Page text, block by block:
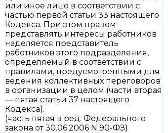
или иное лицо в соответствии с
частью первой статьи 33 настоящего
Кодекса. При этом правом
представлять интересы работников
наделяется представитель
работников этого подразделения,
определяемый в соответствии с
правилами, предусмотренными для
ведения коллективных переговоров
в организации в целом (части вторая
— пятая статьи 37 настоящего
Кодекса).
(часть пятая в ред. Федерального
закона от 30.06.2006 N 90-ФЗ)